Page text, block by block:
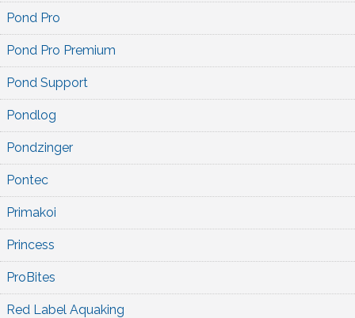
Pond Pro
Pond Pro Premium
Pond Support
Pondlog
Pondzinger
Pontec
Primakoi
Princess
ProBites
Red Label Aquaking